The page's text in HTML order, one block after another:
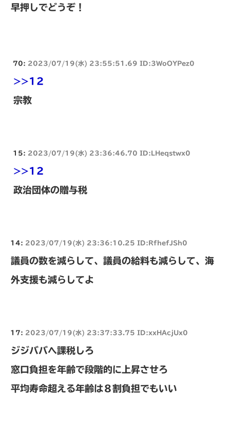
早押しでどうぞ！
70: 2023/07/19(水) 23:55:51.69 ID:3WoOYPez0
>>12
宗教
15: 2023/07/19(水) 23:36:46.70 ID:LHeqstwx0
>>12
政治団体の贈与税
14: 2023/07/19(水) 23:36:10.25 ID:RfhefJSh0
議員の数を減らして、議員の給料も減らして、海
外支援も減らしてよ
17: 2023/07/19(水) 23:37:33.75 ID:xxHAcjUx0
ジジババへ課税しろ
窓口負担を年齢で段階的に上昇させろ
平均寿命超える年齢は８割負担でもいい